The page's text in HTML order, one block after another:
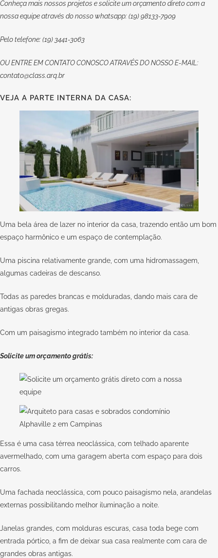
Conheça mais nossos projetos e solicite um orçamento direto com a
nossa equipe através do nosso whatsapp: (19) 98133-7909
Pelo telefone: (19) 3441-3063
OUENTRE EM CONTATO CONOSCOATRAVÉS DO NOSSO E-MAIL:
contato@class.arq.br
VEJA A PARTE INTERNA DA CASA:
Uma bela área de lazer no interior da casa, trazendo então um bom
espaço harmônico e um espaço de contemplação.
Uma piscina relativamente grande, com uma hidromassagem,
algumas cadeiras de descanso.
Todas as paredes brancas e molduradas, dando mais cara de
antigas obras gregas.
Com um paisagismo integrado também no interior da casa.
Solicite um orçamento grátis:
Essa é uma casa térrea neoclássica, com telhado aparente
avermelhado, com uma garagem aberta com espaço para dois
carros.
Uma fachada neoclássica, com pouco paisagismo nela, arandelas
externas possibilitando melhor iluminação a noite.
Janelas grandes, com molduras escuras, casa toda bege com
entrada pórtico, a fim de deixar sua casa realmente com cara de
grandes obras antigas.